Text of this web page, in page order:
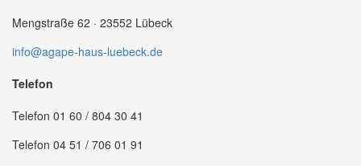
Mengstraße 62 · 23552 Lübeck
info@agape-haus-luebeck.de
Telefon
Telefon 01 60 / 804 30 41
Telefon 04 51 / 706 01 91